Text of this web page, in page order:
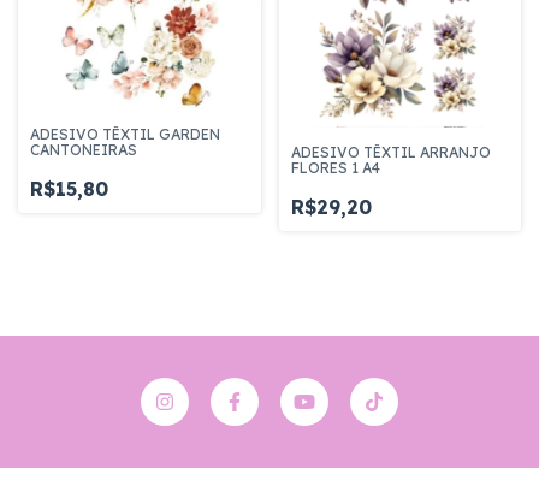
ADESIVO TÊXTIL GARDEN
CANTONEIRAS
R$15,80
ADESIVO TÊXTIL ARRANJO
FLORES 1 A4
R$29,20